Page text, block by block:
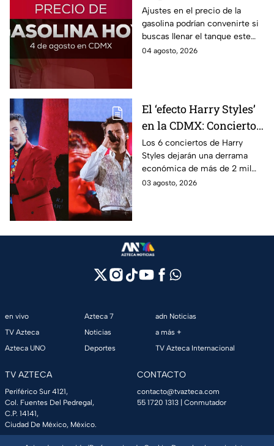
hoy: ¿en cuánto quedó?
Ajustes en el precio de la
gasolina podrían convenirte si
buscas llenar el tanque este
martes 4 de agosto 2026; aquí
04 agosto, 2026
El ‘efecto Harry Styles’
en la CDMX: Conciertos
dejarán derrama de
más de 2 mil millones
de pesos
Los 6 conciertos de Harry
Styles dejarán una derrama
económica de más de 2 mil
millones de pesos en CDMX,
03 agosto, 2026
en vivo
TV Azteca
Azteca UNO
Azteca 7
Noticias
Deportes
adn Noticias
a más +
TV Azteca Internacional
TV AZTECA
Periférico Sur 4121,
Col. Fuentes Del Pedregal,
C.P. 14141,
Ciudad De México, México.
CONTACTO
contacto@tvazteca.com
55 1720 1313 | Conmutador